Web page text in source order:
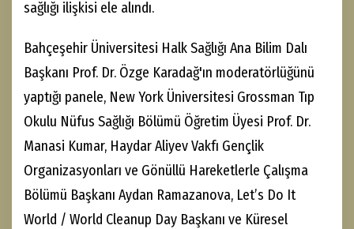
sağlığı ilişkisi ele alındı.
Bahçeşehir Üniversitesi Halk Sağlığı Ana Bilim Dalı
Başkanı Prof. Dr. Özge Karadağ'ın moderatörlüğünü
yaptığı panele, New York Üniversitesi Grossman Tıp
Okulu Nüfus Sağlığı Bölümü Öğretim Üyesi Prof. Dr.
Manasi Kumar, Haydar Aliyev Vakfı Gençlik
Organizasyonları ve Gönüllü Hareketlerle Çalışma
Bölümü Başkanı Aydan Ramazanova, Let’s Do It
World / World Cleanup Day Başkanı ve Küresel